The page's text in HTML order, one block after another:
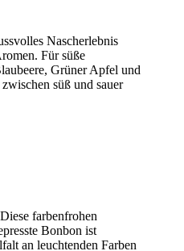
Nascherlebnis
Für süße
Grüner Apfel und
süß und sauer
farbenfrohen
Bonbon ist
an leuchtenden Farben